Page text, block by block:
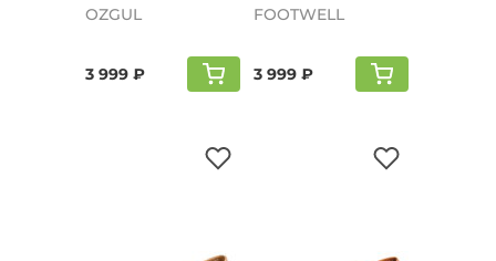
OZGUL
3 999 ₽
FOOTWELL
3 999 ₽